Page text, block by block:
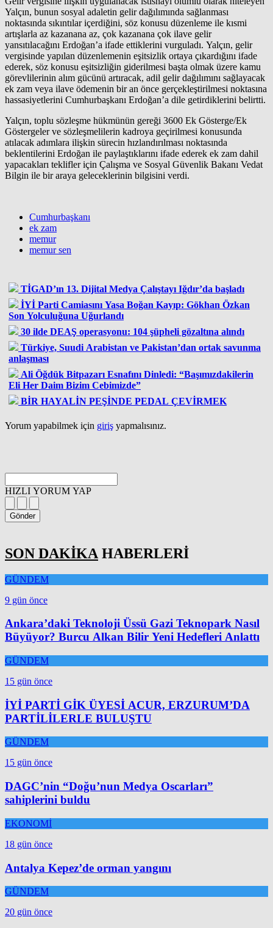
Yalçın, bunun sosyal adaletin gelir dağılımında sağlanması
noktasında sıkıntılar içerdiğini, söz konusu düzenleme ile kısmi
artışlarla az kazanana az, çok kazanana çok ilave gelir
yansıtılacağını Erdoğan’a ifade ettiklerini vurguladı. Yalçın, gelir
vergisinde yapılan düzenlemenin eşitsizlik ortaya çıkardığını ifade
ederek, söz konusu eşitsizliğin giderilmesi başta olmak üzere kamu
görevlilerinin alım gücünü artıracak, adil gelir dağılımını sağlayacak
ek zam veya ilave ödemenin bir an önce gerçekleştirilmesi noktasına
hassasiyetlerini Cumhurbaşkanı Erdoğan’a dile getirdiklerini belirtti.
Yalçın, toplu sözleşme hükmünün gereği 3600 Ek Gösterge/Ek
Göstergeler ve sözleşmelilerin kadroya geçirilmesi konusunda
atılacak adımlara ilişkin sürecin hızlandırılması noktasında
beklentilerini Erdoğan ile paylaştıklarını ifade ederek ek zam dahil
yapacakları teklifler için Çalışma ve Sosyal Güvenlik Bakanı Vedat
Bilgin ile bir araya geleceklerinin bilgisini verdi.
Cumhurbaşkanı
ek zam
memur
memur sen
TİGAD’ın 13. Dijital Medya Çalıştayı Iğdır’da başladı
İYİ Parti Camiasını Yasa Boğan Kayıp: Gökhan Özkan
Son Yolculuğuna Uğurlandı
30 ilde DEAŞ operasyonu: 104 şüpheli gözaltına alındı
Türkiye, Suudi Arabistan ve Pakistan’dan ortak savunma
anlaşması
Ali Öğdük Bitpazarı Esnafını Dinledi: “Başımızdakilerin
Eli Her Daim Bizim Cebimizde”
BİR HAYALİN PEŞİNDE PEDAL ÇEVİRMEK
Yorum yapabilmek için giriş yapmalısınız.
HIZLI YORUM YAP
Gönder
SON DAKİKA HABERLERİ
GÜNDEM
9 gün önce
Ankara’daki Teknoloji Üssü Gazi Teknopark Nasıl
Büyüyor? Burcu Alkan Bilir Yeni Hedefleri Anlattı
GÜNDEM
15 gün önce
İYİ PARTİ GİK ÜYESİ ACUR, ERZURUM’DA
PARTİLİLERLE BULUŞTU
GÜNDEM
15 gün önce
DAGC’nin “Doğu’nun Medya Oscarları”
sahiplerini buldu
EKONOMİ
18 gün önce
Antalya Kepez’de orman yangını
GÜNDEM
20 gün önce